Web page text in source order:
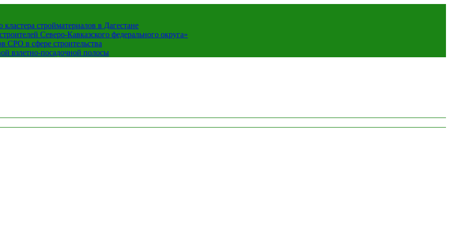
стройматериалов в Дагестане
Северо-Кавказского федерального округа»
СРО в сфере строительства
взлетно-посадочной полосы